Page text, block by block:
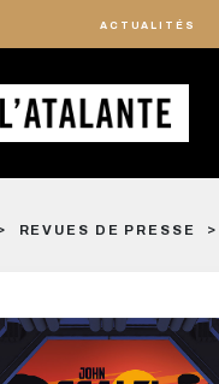
ACTUALITÉS
REVUES DE PRESSE